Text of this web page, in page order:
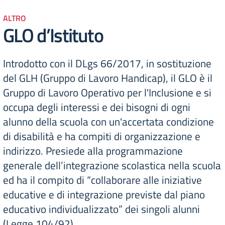
ALTRO
GLO d’Istituto
Introdotto con il DLgs 66/2017, in sostituzione
del GLH (Gruppo di Lavoro Handicap), il GLO è il
Gruppo di Lavoro Operativo per l'Inclusione e si
occupa degli interessi e dei bisogni di ogni
alunno della scuola con un'accertata condizione
di disabilità e ha compiti di organizzazione e
indirizzo. Presiede alla programmazione
generale dell’integrazione scolastica nella scuola
ed ha il compito di “collaborare alle iniziative
educative e di integrazione previste dal piano
educativo individualizzato” dei singoli alunni